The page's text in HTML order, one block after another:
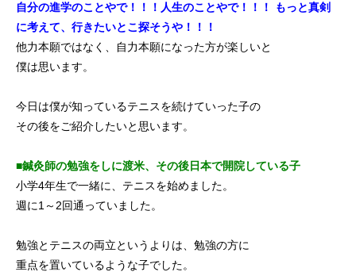
自分の進学のことやで！！！人生のことやで！！！
もっと真剣
に考えて、行きたいとこ探そうや！！！
他力本願ではなく、自力本願になった方が楽しいと
僕は思います。
今日は僕が知っているテニスを続けていった子の
その後をご紹介したいと思います。
■鍼灸師の勉強をしに渡米、その後日本で開院している子
小学4年生で一緒に、テニスを始めました。
週に1～2回通っていました。
勉強とテニスの両立というよりは、勉強の方に
重点を置いているような子でした。